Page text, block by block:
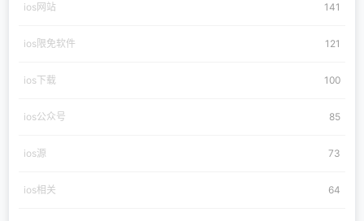
ios网站 141
ios限免软件 121
ios下载 100
ios公众号 85
ios源 73
ios相关 64